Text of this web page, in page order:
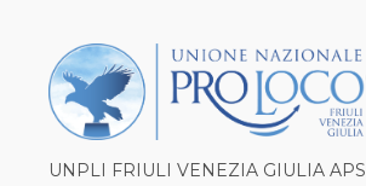
UNPLI FRIULI VENEZIA GIULIA APS